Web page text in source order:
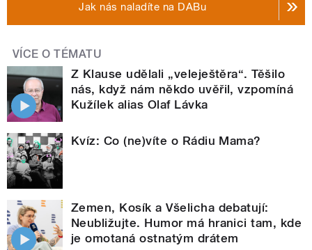
Jak nás naladíte na DABu
VÍCE O TÉMATU
Z Klause udělali „veleještěra“. Těšilo
nás, když nám někdo uvěřil, vzpomíná
Kužílek alias Olaf Lávka
Kvíz: Co (ne)víte o Rádiu Mama?
Zemen, Kosík a Všelicha debatují:
Neubližujte. Humor má hranici tam, kde
je omotaná ostnatým drátem